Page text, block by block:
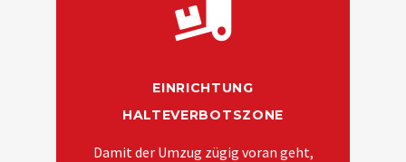
EINRICHTUNG
HALTEVERBOTSZONE
Damit der Umzug zügig voran geht,